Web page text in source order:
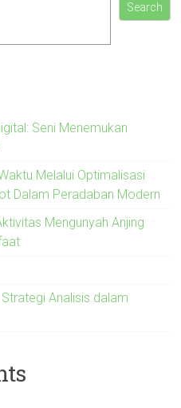
Search
Seni Menemukan
Melalui Optimalisasi
Dalam Peradaban Modern
Mengunyah Anjing
Analisis dalam